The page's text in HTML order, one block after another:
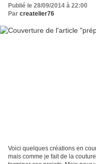
Publié le 28/09/2014 à 22:00
Par createlier76
Voici quelques créations en
mais comme je fait de la